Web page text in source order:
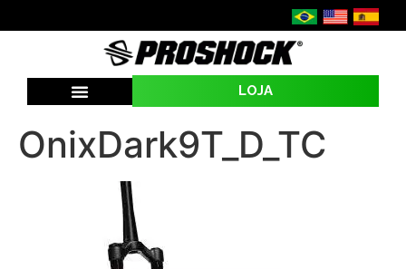
LOJA
OnixDark9T_D_TC